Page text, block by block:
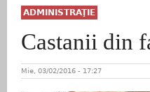
ADMINISTRAŢIE
Castanii din
Mie, 03/02/2016 - 17:27